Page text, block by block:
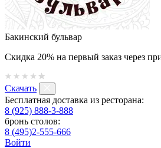
Бакинский бульвар
Скидка 20% на первый заказ через
Скачать
Бесплатная доставка из ресторана:
8 (925) 888-3-888
бронь столов:
8 (495)2-555-666
Войти